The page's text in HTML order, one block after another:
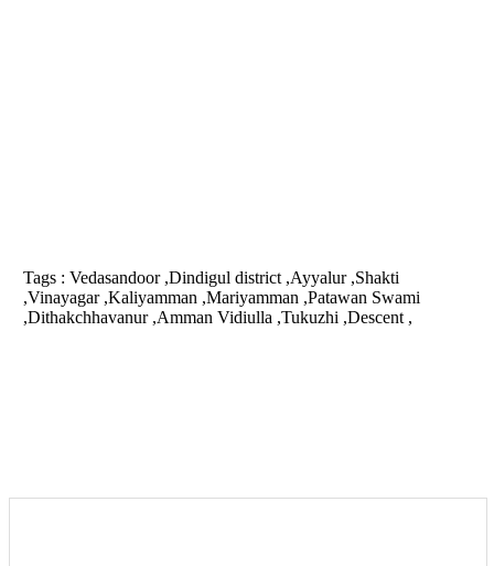
Tags : Vedasandoor ,Dindigul district ,Ayyalur ,Shakti
,Vinayagar ,Kaliyamman ,Mariyamman ,Patawan Swami
,Dithakchhavanur ,Amman Vidiulla ,Tukuzhi ,Descent ,